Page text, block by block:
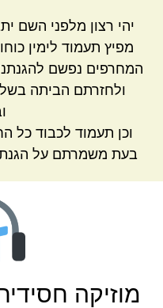
יהי רצון מלפני השם
מפיץ תעמוד לימין
המחרפים נפשם
ולחזרתם הביתה
וכן תעמוד לכבוד כל
בעת משמרתם על הגנת
מוזיקה